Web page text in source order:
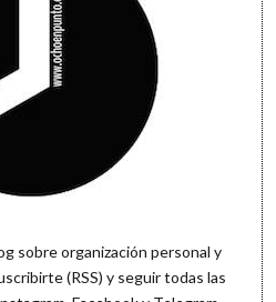
sobre organización personal y
(RSS) y seguir todas las